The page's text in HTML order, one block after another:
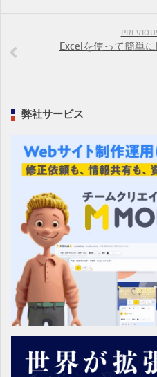
Excelを使って簡単
弊社サービス